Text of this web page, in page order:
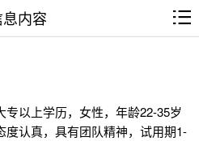
内容
以上学历，女性，年龄22-35岁
度认真，具有团队精神，试用期1-